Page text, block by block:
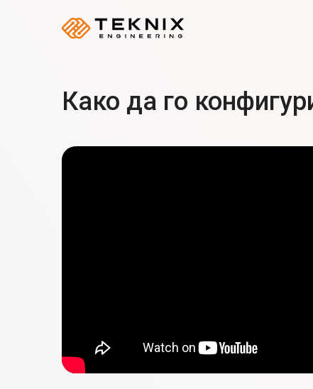
Како да го